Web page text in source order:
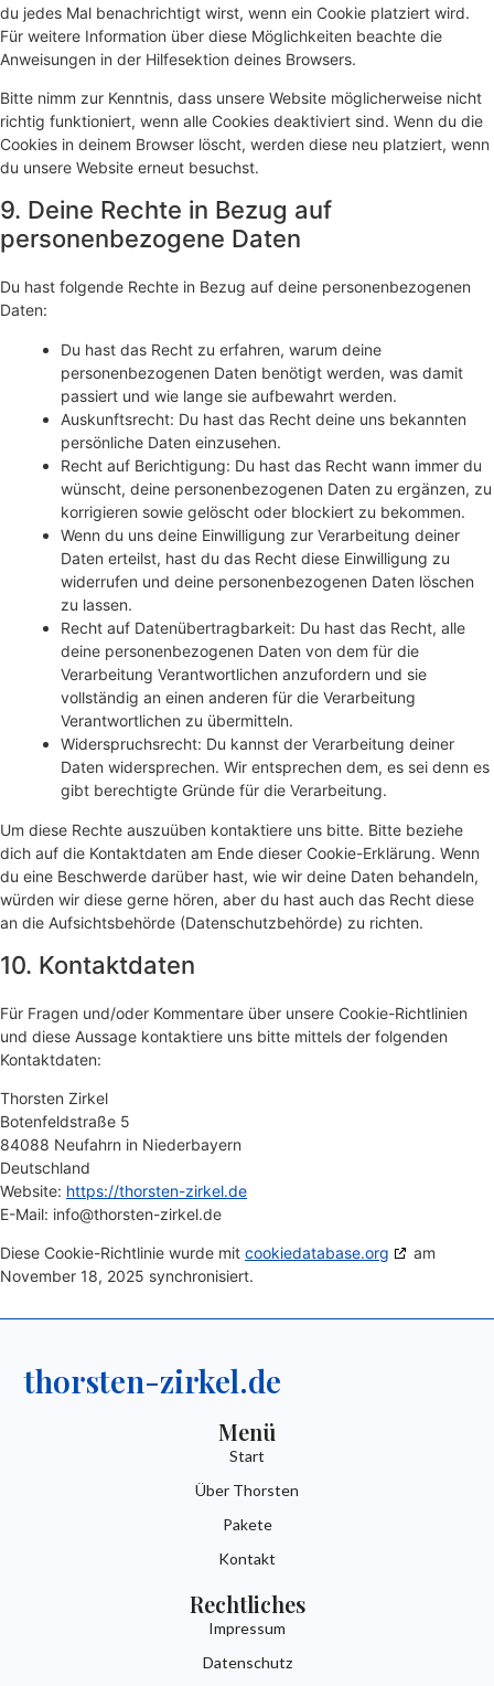
du jedes Mal benachrichtigt wirst, wenn ein Cookie platziert wird.
Für weitere Information über diese Möglichkeiten beachte die
Anweisungen in der Hilfesektion deines Browsers.
Bitte nimm zur Kenntnis, dass unsere Website möglicherweise nicht
richtig funktioniert, wenn alle Cookies deaktiviert sind. Wenn du die
Cookies in deinem Browser löscht, werden diese neu platziert, wenn
du unsere Website erneut besuchst.
9. Deine Rechte in Bezug auf
personenbezogene Daten
Du hast folgende Rechte in Bezug auf deine personenbezogenen
Daten:
Du hast das Recht zu erfahren, warum deine
personenbezogenen Daten benötigt werden, was damit
passiert und wie lange sie aufbewahrt werden.
Auskunftsrecht: Du hast das Recht deine uns bekannten
persönliche Daten einzusehen.
Recht auf Berichtigung: Du hast das Recht wann immer du
wünscht, deine personenbezogenen Daten zu ergänzen, zu
korrigieren sowie gelöscht oder blockiert zu bekommen.
Wenn du uns deine Einwilligung zur Verarbeitung deiner
Daten erteilst, hast du das Recht diese Einwilligung zu
widerrufen und deine personenbezogenen Daten löschen
zu lassen.
Recht auf Datenübertragbarkeit: Du hast das Recht, alle
deine personenbezogenen Daten von dem für die
Verarbeitung Verantwortlichen anzufordern und sie
vollständig an einen anderen für die Verarbeitung
Verantwortlichen zu übermitteln.
Widerspruchsrecht: Du kannst der Verarbeitung deiner
Daten widersprechen. Wir entsprechen dem, es sei denn es
gibt berechtigte Gründe für die Verarbeitung.
Um diese Rechte auszuüben kontaktiere uns bitte. Bitte beziehe
dich auf die Kontaktdaten am Ende dieser Cookie-Erklärung. Wenn
du eine Beschwerde darüber hast, wie wir deine Daten behandeln,
würden wir diese gerne hören, aber du hast auch das Recht diese
an die Aufsichtsbehörde (Datenschutzbehörde) zu richten.
10. Kontaktdaten
Für Fragen und/oder Kommentare über unsere Cookie-Richtlinien
und diese Aussage kontaktiere uns bitte mittels der folgenden
Kontaktdaten:
Thorsten Zirkel
Botenfeldstraße 5
84088 Neufahrn in Niederbayern
Deutschland
Website: https://thorsten-zirkel.de
E-Mail: info@thorsten-zirkel.de
Diese Cookie-Richtlinie wurde mit cookiedatabase.org
am
November 18, 2025 synchronisiert.
thorsten-zirkel.de
Menü
Start
Über Thorsten
Pakete
Kontakt
Rechtliches
Impressum
Datenschutz